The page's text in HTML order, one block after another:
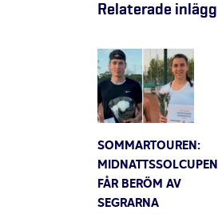
Relaterade inlägg
SOMMARTOUREN:
MIDNATTSSOLCUPEN
FÅR BERÖM AV
SEGRARNA